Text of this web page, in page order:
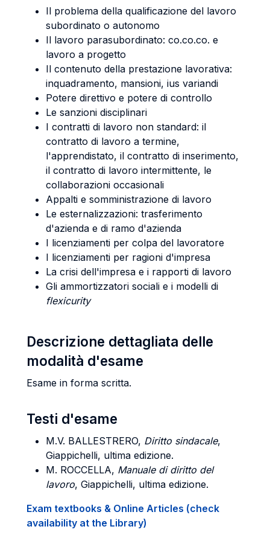
Il problema della qualificazione del lavoro
subordinato o autonomo
Il lavoro parasubordinato: co.co.co. e
lavoro a progetto
Il contenuto della prestazione lavorativa:
inquadramento, mansioni, ius variandi
Potere direttivo e potere di controllo
Le sanzioni disciplinari
I contratti di lavoro non standard: il
contratto di lavoro a termine,
l'apprendistato, il contratto di inserimento,
il contratto di lavoro intermittente, le
collaborazioni occasionali
Appalti e somministrazione di lavoro
Le esternalizzazioni: trasferimento
d'azienda e di ramo d'azienda
I licenziamenti per colpa del lavoratore
I licenziamenti per ragioni d'impresa
La crisi dell'impresa e i rapporti di lavoro
Gli ammortizzatori sociali e i modelli di
flexicurity
Descrizione dettagliata delle
modalità d'esame
Esame in forma scritta.
Testi d'esame
M.V. BALLESTRERO, Diritto sindacale,
Giappichelli, ultima edizione.
M. ROCCELLA, Manuale di diritto del
lavoro, Giappichelli, ultima edizione.
Exam textbooks & Online Articles (check
availability at the Library)